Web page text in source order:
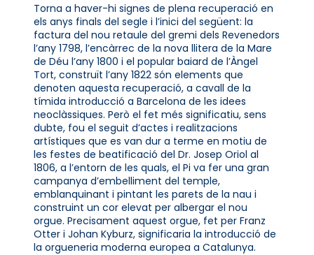
Torna a haver-hi signes de plena recuperació en
els anys finals del segle i l’inici del següent: la
factura del nou retaule del gremi dels Revenedors
l’any 1798, l’encàrrec de la nova llitera de la Mare
de Déu l’any 1800 i el popular baiard de l’Àngel
Tort, construït l’any 1822 són elements que
denoten aquesta recuperació, a cavall de la
tímida introducció a Barcelona de les idees
neoclàssiques. Però el fet més significatiu, sens
dubte, fou el seguit d’actes i realitzacions
artístiques que es van dur a terme en motiu de
les festes de beatificació del Dr. Josep Oriol al
1806, a l’entorn de les quals, el Pi va fer una gran
campanya d’embelliment del temple,
emblanquinant i pintant les parets de la nau i
construint un cor elevat per albergar el nou
orgue. Precisament aquest orgue, fet per Franz
Otter i Johan Kyburz, significaria la introducció de
la orgueneria moderna europea a Catalunya.